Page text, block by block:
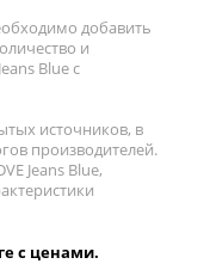
добавить
и
Blue с
источников, в
производителей.
Jeans Blue,
с ценами.